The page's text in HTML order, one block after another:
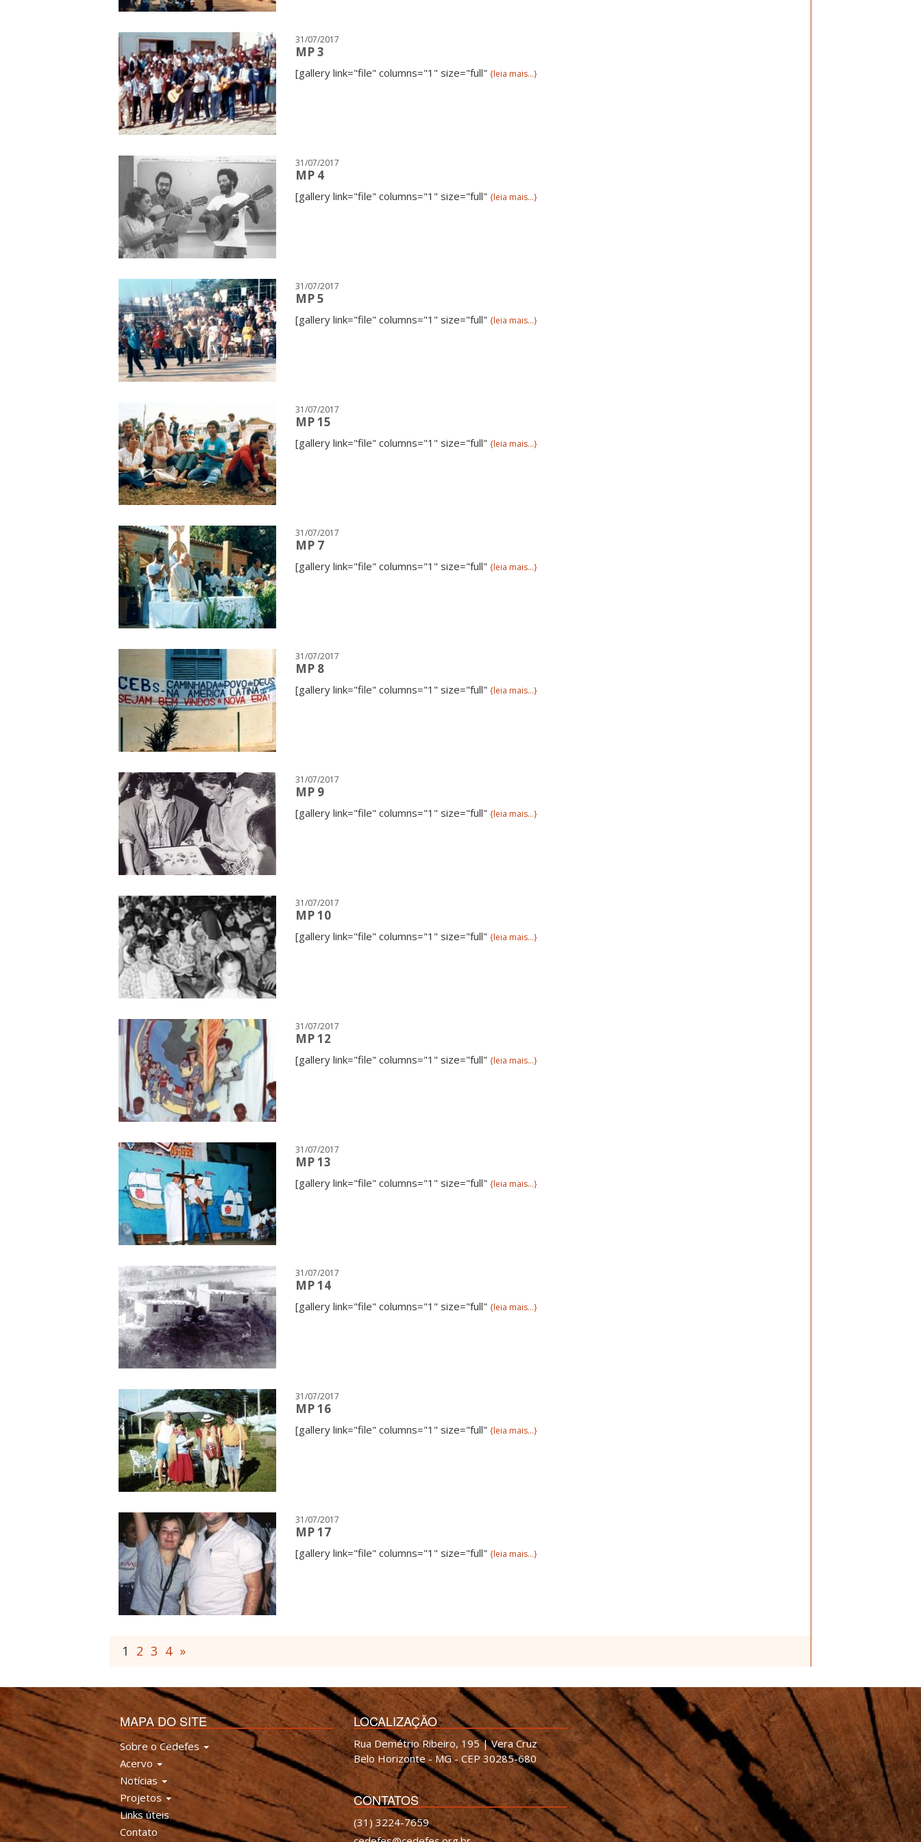
31/07/2017
MP 3
[gallery link="file" columns="1" size="full" {leia mais...}
31/07/2017
MP 4
[gallery link="file" columns="1" size="full" {leia mais...}
31/07/2017
MP 5
[gallery link="file" columns="1" size="full" {leia mais...}
31/07/2017
MP 15
[gallery link="file" columns="1" size="full" {leia mais...}
31/07/2017
MP 7
[gallery link="file" columns="1" size="full" {leia mais...}
31/07/2017
MP 8
[gallery link="file" columns="1" size="full" {leia mais...}
31/07/2017
MP 9
[gallery link="file" columns="1" size="full" {leia mais...}
31/07/2017
MP 10
[gallery link="file" columns="1" size="full" {leia mais...}
31/07/2017
MP 12
[gallery link="file" columns="1" size="full" {leia mais...}
31/07/2017
MP 13
[gallery link="file" columns="1" size="full" {leia mais...}
31/07/2017
MP 14
[gallery link="file" columns="1" size="full" {leia mais...}
31/07/2017
MP 16
[gallery link="file" columns="1" size="full" {leia mais...}
31/07/2017
MP 17
[gallery link="file" columns="1" size="full" {leia mais...}
1 2 3 4 »
MAPA DO SITE
Sobre o Cedefes
Acervo
Notícias
Projetos
Links úteis
Contato
LOCALIZAÇÃO
Rua Demétrio Ribeiro, 195 | Vera Cruz
Belo Horizonte - MG - CEP 30285-680
CONTATOS
(31) 3224-7659